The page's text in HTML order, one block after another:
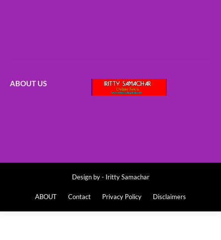
ABOUT US
Design by - Iritty Samachar
ABOUT Contact Privacy Policy Disclaimers